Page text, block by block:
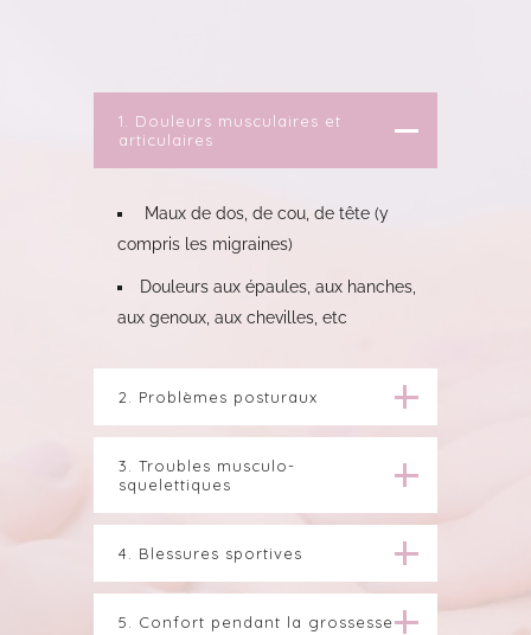
1. Douleurs musculaires et
articulaires
Maux de dos, de cou, de tête (y
compris les migraines)
Douleurs aux épaules, aux hanches,
aux genoux, aux chevilles, etc
2. Problèmes posturaux
3. Troubles musculo-
squelettiques
4. Blessures sportives
5. Confort pendant la grossesse